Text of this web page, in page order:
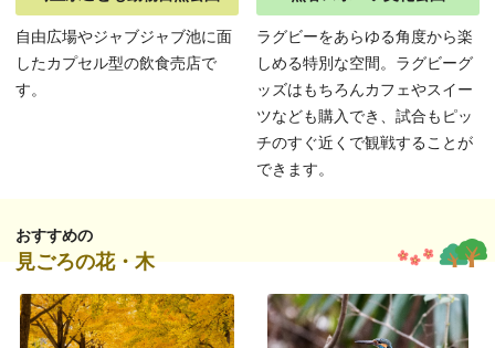
自由広場やジャブジャブ池に面
したカプセル型の飲食売店で
す。
ラグビーをあらゆる角度から楽
しめる特別な空間。ラグビーグ
ッズはもちろんカフェやスイー
ツなども購入でき、試合もピッ
チのすぐ近くで観戦することが
できます。
おすすめの
見ごろの花・木